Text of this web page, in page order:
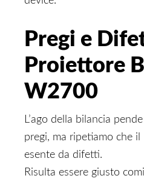
Pregi e
Proiettore
W2700
L’ago della bilancia
pregi, ma ripetiamo che
esente da difetti.
Risulta essere giusto